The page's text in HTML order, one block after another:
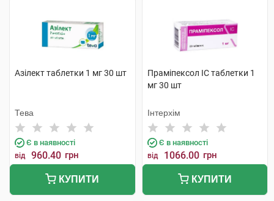
Азілект таблетки 1 мг 30 шт
Тева
Є в наявності
від 960.40 грн
КУПИТИ
Праміпексол IC таблетки 1
мг 30 шт
Інтерхім
Є в наявності
від 1066.00 грн
КУПИТИ